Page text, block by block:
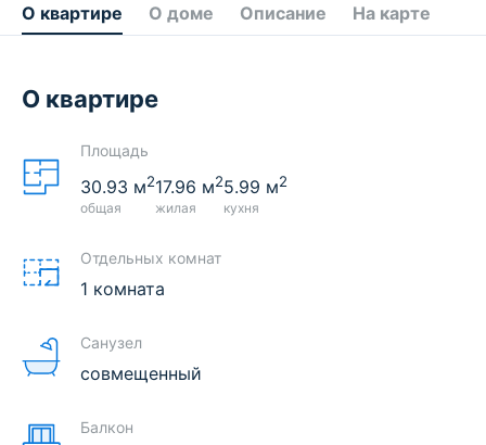
О квартире О доме Описание На карте
О квартире
Площадь
30.93 м2
общая
17.96 м2
жилая
5.99 м2
кухня
Отдельных комнат
1 комната
Санузел
совмещенный
Балкон